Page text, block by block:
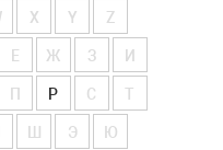
X Y Z
Е Ж З И
П Р С Т
Э Ю